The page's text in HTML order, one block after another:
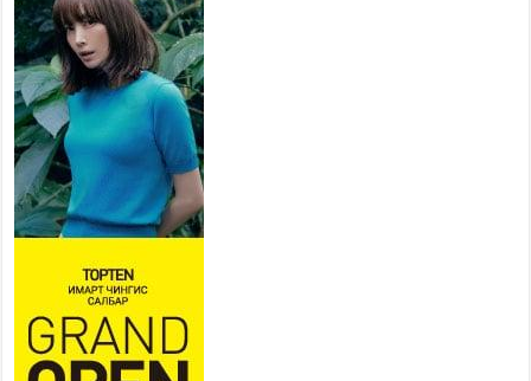
ажиллахыг урьж байна
2026 оны 7 сар 22 / 9 цаг 28 минут
Б.Пүрэвдагва: “Урт цагаан”-ыг
залуучууд чөлөөт цагаа
өнгөрүүлдэг, жуулчид зорьж
ирдэг цэг болгоно
2026 оны 7 сар 21 / 16 цаг 47 минут
Тусгай замын автобус /BRT/ төслийн удирдах
хорооны ээлжит хуралдаан боллоо
Ерөнхий сайд Н.Учрал БНХАУ-аас Монгол Улсад
суугаа Элчин сайд Шэнь Миньжюанийг хүлээн
авч уулзав
2026 оны 7 сар 21 / 16 цаг 39 минут